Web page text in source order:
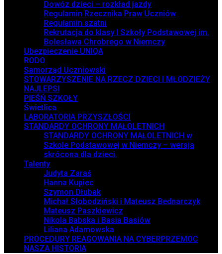
Dowóz dzieci – rozkład jazdy
Regulamin Rzecznika Praw Uczniów
Regulamin szatni
Rekrutacja do klasy I Szkoły Podstawowej im.
Bolesława Chrobrego w Niemczy
Ubezpieczenie UNIQA
RODO
Samorząd Uczniowski
STOWARZYSZENIE NA RZECZ DZIECI I MŁODZIEŻY
NAJLEPSI
PIEŚŃ SZKOŁY
Świetlica
LABORATORIA PRZYSZŁOŚCI
STANDARDY OCHRONY MAŁOLETNICH
STANDARDY OCHRONY MAŁOLETNICH w
Szkole Podstawowej w Niemczy – wersja
skrócona dla dzieci.
Talenty
Judyta Zaraś
Hanna Kupiec
Szymon Dłubak
Michał Słobodziński i Mateusz Bednarczyk
Mateusz Paszkiewicz
Nikola Babska i Basia Basiów
Liliana Adamowska
PROCEDURY REAGOWANIA NA CYBERPRZEMOC
NASZA HISTORIA